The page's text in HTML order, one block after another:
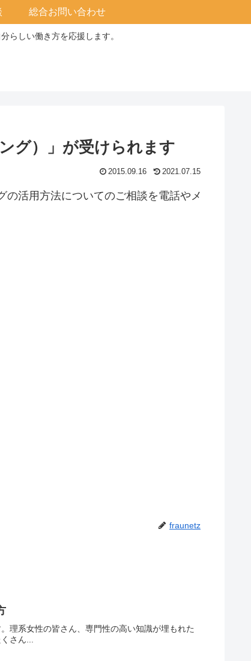
らしい働き方を応援します。
総合お問い合わせ
グ）」が受けられます
2015.09.16 2021.07.15
活⽤⽅法についてのご相談を電話やメ
fraunetz
理系女性の皆さん、専門性の高い知識が埋もれた
さん...